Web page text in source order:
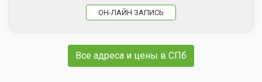
ОН-ЛАЙН ЗАПИСЬ
Все адреса и цены в СПб